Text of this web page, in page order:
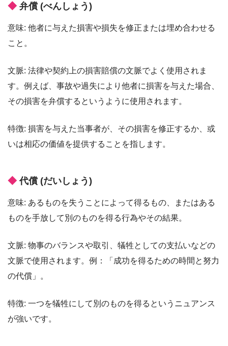
弁償 (べんしょう)
意味: 他者に与えた損害や損失を修正または埋め合わせる
こと。
文脈: 法律や契約上の損害賠償の文脈でよく使用されま
す。例えば、事故や過失により他者に損害を与えた場合、
その損害を弁償するというように使用されます。
特徴: 損害を与えた当事者が、その損害を修正するか、或
いは相応の価値を提供することを指します。
代償 (だいしょう)
意味: あるものを失うことによって得るもの、またはある
ものを手放して別のものを得る行為やその結果。
文脈: 物事のバランスや取引、犠牲としての支払いなどの
文脈で使用されます。例：「成功を得るための時間と努力
の代償」。
特徴: 一つを犠牲にして別のものを得るというニュアンス
が強いです。